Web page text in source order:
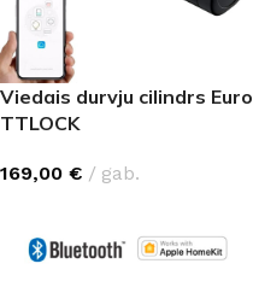
Viedais durvju cilindrs Euro
TTLOCK
169,00 € gab.